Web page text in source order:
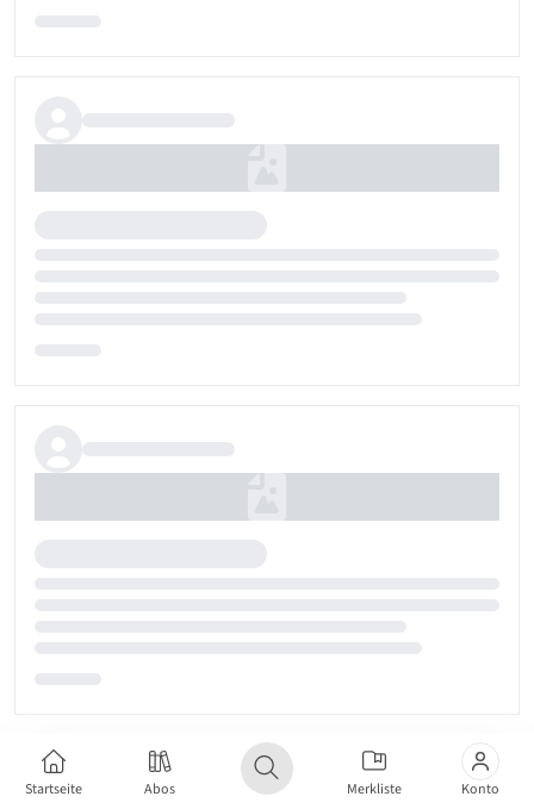
Startseite Abos Merkliste Konto